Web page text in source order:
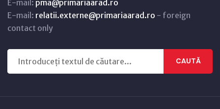
E-mail: pma@primariaarad.ro
E-mail: relatii.externe@primariaarad.ro - foreign
contact only
CAUTĂ